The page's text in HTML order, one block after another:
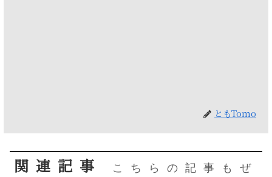
ともTomo
関連記事
こちらの記事もぜ